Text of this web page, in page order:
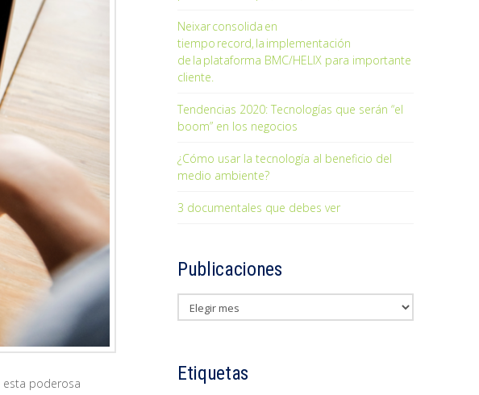
esta poderosa
Neixar consolida en
tiempo record, la implementación
de la plataforma BMC/HELIX para importante
cliente.
Tendencias 2020: Tecnologías que serán “el
boom” en los negocios
¿Cómo usar la tecnología al beneficio del
medio ambiente?
3 documentales que debes ver
Publicaciones
Publicaciones
Etiquetas